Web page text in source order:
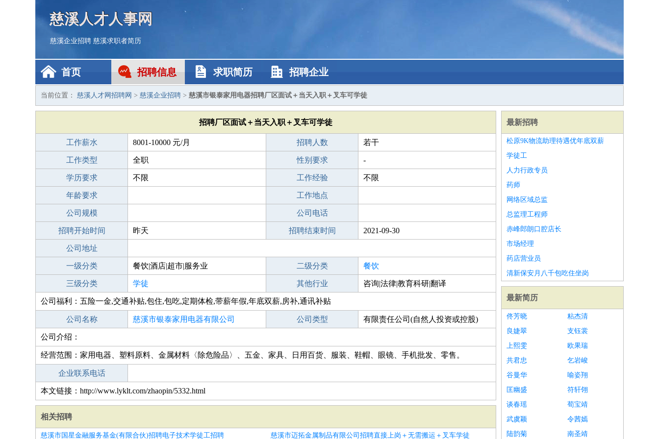
慈溪人才人事网
慈溪企业招聘 慈溪求职者简历
首页 招聘信息 求职简历 招聘企业
当前位置： 慈溪人才网招聘网 > 慈溪企业招聘 > 慈溪市银泰家用电器招聘厂区面试＋当天入职＋叉车可学徒
招聘厂区面试＋当天入职＋叉车可学徒
工作薪水 8001-10000 元/月 招聘人数 若干
工作类型 全职 性别要求 -
学历要求 不限 工作经验 不限
年龄要求 工作地点
公司规模 公司电话
招聘开始时间 昨天 招聘结束时间 2021-09-30
公司地址
一级分类 餐饮|酒店|超市|服务业 二级分类 餐饮
三级分类 学徒 其他行业 咨询|法律|教育科研|翻译
公司福利：五险一金,交通补贴,包住,包吃,定期体检,带薪年假,年底双薪,房补,通讯补贴
公司名称 慈溪市银泰家用电器有限公司 公司类型 有限责任公司(自然人投资或控股)
公司介绍：
经营范围：家用电器、塑料原料、金属材料〈除危险品〉、五金、家具、日用百货、服装、鞋帽、眼镜、手机批发、零售。
企业联系电话
本文链接：http://www.lyklt.com/zhaopin/5332.html
相关招聘
慈溪市国星金融服务基金(有限合伙)招聘电子技术学徒工招聘 慈溪市迈拓金属制品有限公司招聘直接上岗＋无需搬运＋叉车学徒
最新招聘
松原9K物流助理待遇优年底双薪
学徒工
人力行政专员
药师
网络区域总监
总监理工程师
赤峰郎朗口腔店长
市场经理
药店营业员
清新保安月八千包吃住坐岗
最新简历
佟芳晓
粘杰清
良婕翠
支钰裳
上熙雯
欧果瑞
共君忠
乞岩峻
谷曼华
喻姿翔
匡幽盛
符轩翎
谈春瑶
荀宝靖
武虞颖
令茜嫣
陆韵菊
南圣靖